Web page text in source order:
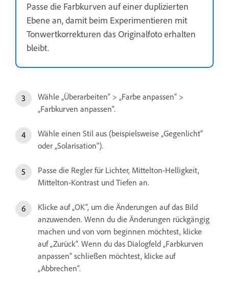
Passe die Farbkurven auf einer duplizierten
Ebene an, damit beim Experimentieren mit
Tonwertkorrekturen das Originalfoto erhalten
bleibt.
Wähle „Überarbeiten“ > „Farbe anpassen“ >
„Farbkurven anpassen“.
Wähle einen Stil aus (beispielsweise „Gegenlicht“
oder „Solarisation“).
Passe die Regler für Lichter, Mittelton-Helligkeit,
Mittelton-Kontrast und Tiefen an.
Klicke auf „OK“, um die Änderungen auf das Bild
anzuwenden. Wenn du die Änderungen rückgängig
machen und von vorn beginnen möchtest, klicke
auf „Zurück“. Wenn du das Dialogfeld „Farbkurven
anpassen“ schließen möchtest, klicke auf
„Abbrechen“.